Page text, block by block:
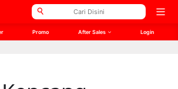
Twitter Meta
Open
Promo After Sales Login